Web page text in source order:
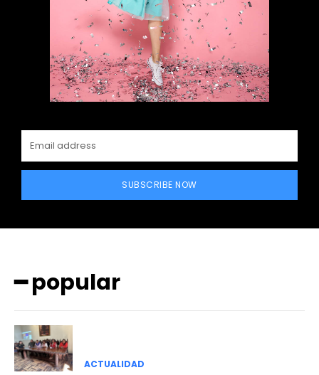
SUBSCRIBE NOW
━ popular
ACTUALIDAD